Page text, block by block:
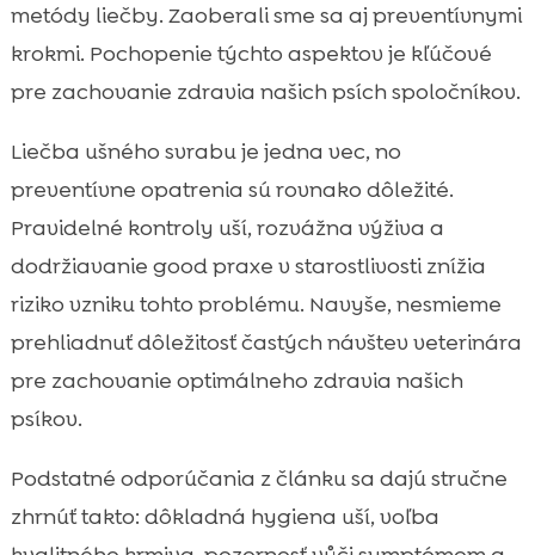
metódy liečby. Zaoberali sme sa aj preventívnymi
krokmi. Pochopenie týchto aspektov je kľúčové
pre zachovanie zdravia našich psích spoločníkov.
Liečba ušného svrabu je jedna vec, no
preventívne opatrenia sú rovnako dôležité.
Pravidelné kontroly uší, rozvážna výživa a
dodržiavanie good praxe v starostlivosti znížia
riziko vzniku tohto problému. Navyše, nesmieme
prehliadnuť dôležitosť častých návštev veterinára
pre zachovanie optimálneho zdravia našich
psíkov.
Podstatné odporúčania z článku sa dajú stručne
zhrnúť takto: dôkladná hygiena uší, voľba